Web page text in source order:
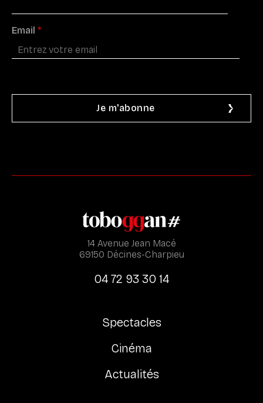
Email *
14 Avenue Jean Macé
69150 Décines-Charpieu
04 72 93 30 14
Spectacles
Cinéma
Actualités